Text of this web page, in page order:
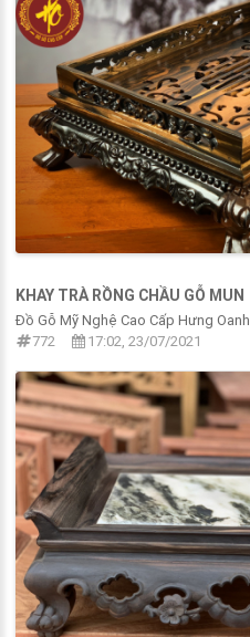
KHAY TRÀ RỒNG CHẦU GỖ MUN
Đồ Gỗ Mỹ Nghệ Cao Cấp Hưng Oanh
772
17:02, 23/07/2021